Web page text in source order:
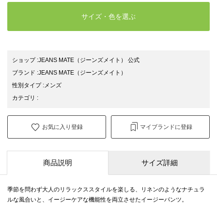
サイズ・色を選ぶ
ショップ:JEANS MATE（ジーンズメイト） 公式
ブランド :JEANS MATE （ジーンズメイト）
性別タイプ: メンズ
カテゴリ :
お気に入り登録 マイブランドに登録
商品説明 サイズ詳細
季節を問わず大人のリラックススタイルを楽しる、リネンのようなナチュラ
ルな風合いと、イージーケアな機能性を両立させたイージーパンツ。